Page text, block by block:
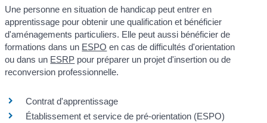
Une personne en situation de handicap peut entrer en
apprentissage pour obtenir une qualification et bénéficier
d'aménagements particuliers. Elle peut aussi bénéficier de
formations dans un ESPO en cas de difficultés d'orientation
ou dans un ESRP pour préparer un projet d'insertion ou de
reconversion professionnelle.
Contrat d'apprentissage
Établissement et service de pré-orientation (ESPO)